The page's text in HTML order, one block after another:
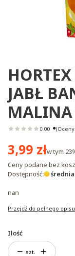
JABŁ
MALINA
0.00
Cena
3,99 złw tym
Ceny podane bez
Dostępność:
nan
Przejdź do pełnego opisu
Ilość
szt.